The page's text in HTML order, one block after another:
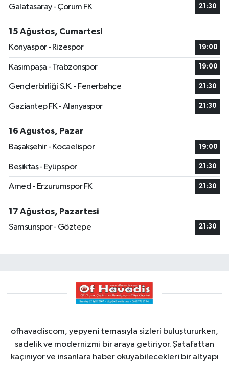
Galatasaray - Çorum FK
21:30
15 Ağustos, Cumartesi
Konyaspor - Rizespor
19:00
Kasımpaşa - Trabzonspor 19:00
Gençlerbirliği S.K. - Fenerbahçe 21:30
Gaziantep FK - Alanyaspor 21:30
16 Ağustos, Pazar
Başakşehir - Kocaelispor
19:00
Beşiktaş - Eyüpspor 21:30
Amed - Erzurumspor FK 21:30
17 Ağustos, Pazartesi
Samsunspor - Göztepe
21:30
ofhavadiscom, yepyeni temasıyla sizleri buluştururken,
sadelik ve modernizmi bir araya getiriyor. Şatafattan
kaçınıyor ve insanlara haber okuyabilecekleri bir altyapı